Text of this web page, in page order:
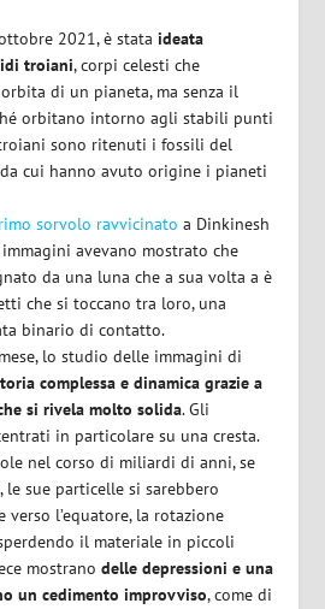
2021, è stata ideata
troiani, corpi celesti che
di un pianeta, ma senza il
orbitano intorno agli stabili punti
sono ritenuti i fossili del
cui hanno avuto origine i pianeti
sorvolo ravvicinato a Dinkinesh
immagini avevano mostrato che
da una luna che a sua volta a è
che si toccano tra loro, una
binario di contatto.
lo studio delle immagini di
complessa e dinamica grazie a
si rivela molto solida. Gli
in particolare su una cresta.
nel corso di miliardi di anni, se
sue particelle si sarebbero
verso l’equatore, la rotazione
il materiale in piccoli
mostranodelle depressioni e una
un cedimento improvviso, come di